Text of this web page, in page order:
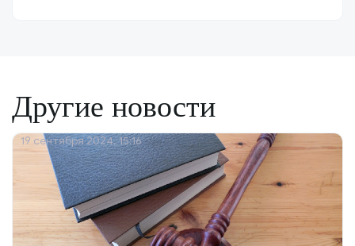
Другие новости
19 сентября 2024, 15:16